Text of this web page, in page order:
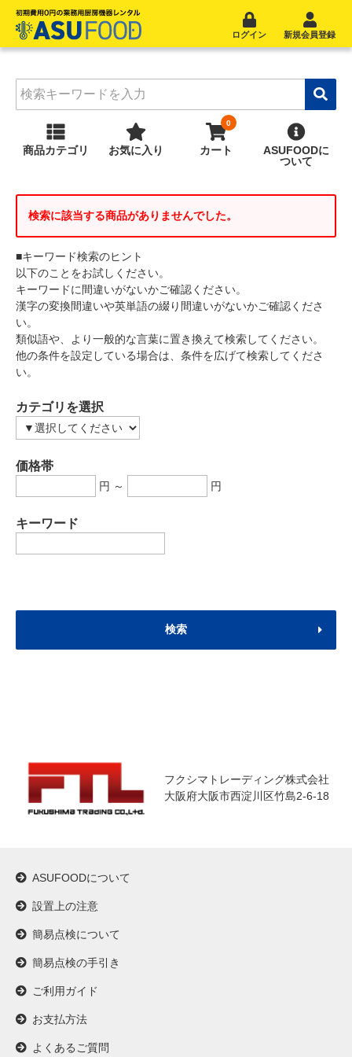
ログイン 新規会員登録
商品カテゴリ お気に入り カート ASUFOODに
ついて
検索に該当する商品がありませんでした。
■キーワード検索のヒント
以下のことをお試しください。
キーワードに間違いがないかご確認ください。
漢字の変換間違いや英単語の綴り間違いがないかご確認くださ
い。
類似語や、より一般的な言葉に置き換えて検索してください。
他の条件を設定している場合は、条件を広げて検索してくださ
い。
カテゴリを選択
価格帯
円 ～ 円
キーワード
フクシマトレーディング株式会社
大阪府大阪市西淀川区竹島2-6-18
ASUFOODについて
設置上の注意
簡易点検について
簡易点検の手引き
ご利用ガイド
お支払方法
よくあるご質問